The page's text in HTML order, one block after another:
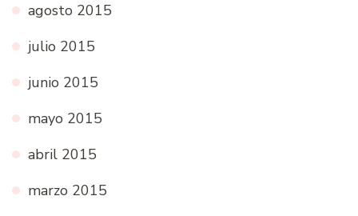
agosto 2015
julio 2015
junio 2015
mayo 2015
abril 2015
marzo 2015